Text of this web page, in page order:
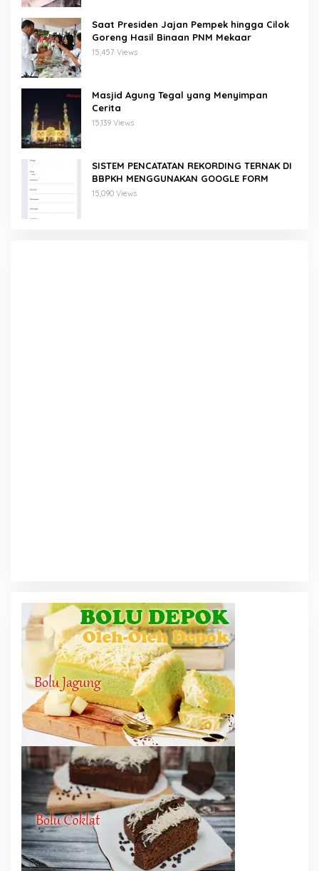
Saat Presiden Jajan Pempek hingga Cilok
Goreng Hasil Binaan PNM Mekaar
15,457 Views
Masjid Agung Tegal yang Menyimpan
Cerita
15,139 Views
SISTEM PENCATATAN REKORDING TERNAK DI
BBPKH MENGGUNAKAN GOOGLE FORM
15,090 Views